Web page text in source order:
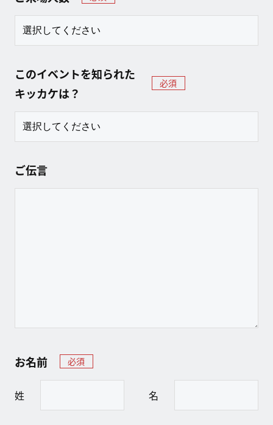
このイベントを知られた
キッカケは？
必須
ご伝言
お名前 必須
姓 名